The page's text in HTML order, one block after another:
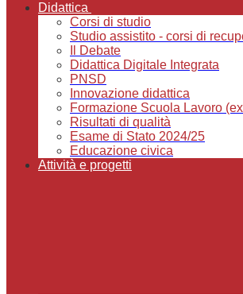
Didattica
Corsi di studio
Studio assistito - corsi di
Il Debate
Didattica Digitale Integrata
PNSD
Innovazione didattica
Formazione Scuola Lavoro
Risultati di qualità
Esame di Stato 2024/25
Educazione civica
Attività e progetti